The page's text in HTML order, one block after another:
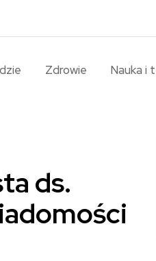
Zdrowie Nauka i
ds.